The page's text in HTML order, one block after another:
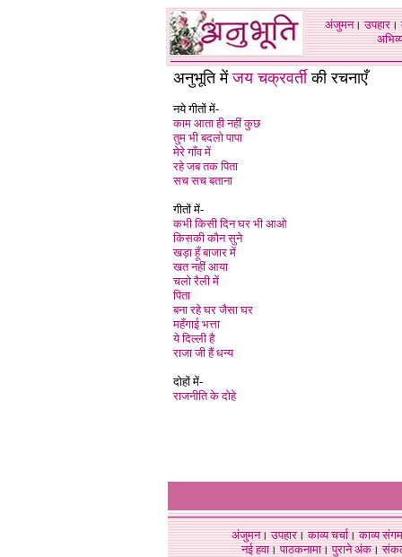
अंजुमन।उपहार।
अनुभूति मेंजय चक्रवर्तीकी रचनाएँ
नये गीतों में-
काम आता ही नहीं कुछ
तुम भी बदलो पापा
मेरे गाँव में
रहे जब तक पिता
सच सच बताना
गीतों में-
कभी किसी दिन घर भी आओ
किसकी कौन सुने
खड़ा हूँ बाजार में
खत नहीं आया
चलो रैली में
पिता
बना रहे घर जैसा घर
महँगाई भत्ता
ये दिल्ली है
राजा जी हैं धन्य
दोहों में-
राजनीति के दोहे
अंजुमन।उपहार।काव्य चर्चा।काव्य संगम
नई हवा। पाठकनामा। पुराने अंक।